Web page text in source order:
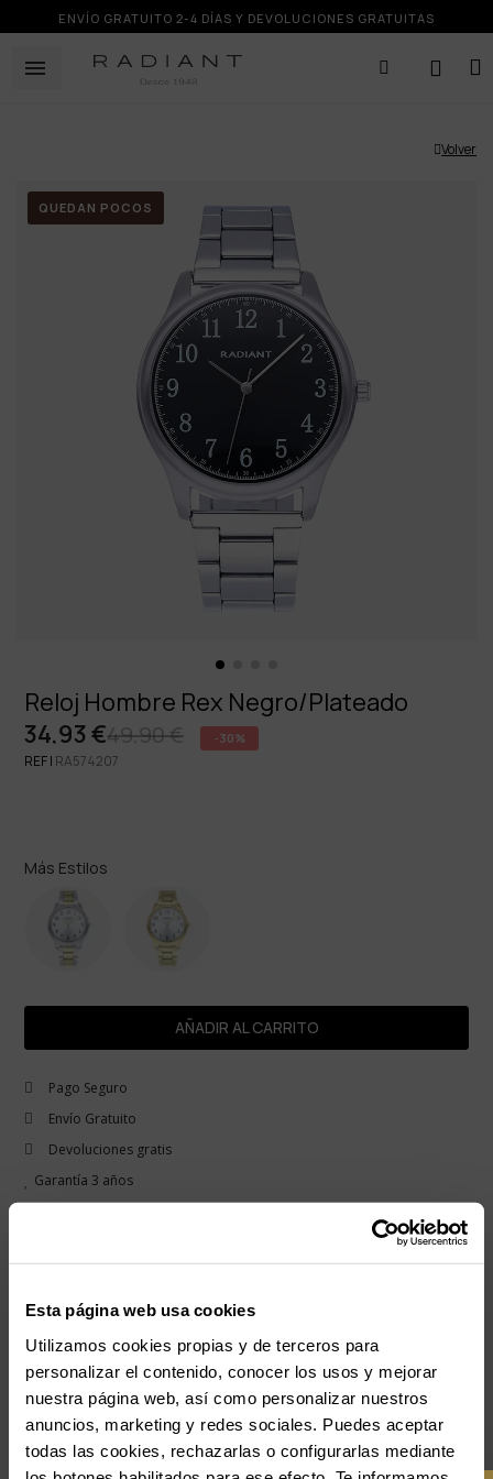
Esta página web usa cookies
Utilizamos cookies propias y de terceros para
personalizar el contenido, conocer los usos y mejorar
nuestra página web, así como personalizar nuestros
anuncios, marketing y redes sociales. Puedes aceptar
todas las cookies, rechazarlas o configurarlas mediante
ENVÍO GRATUITO 2-4 DÍAS Y DEVOLUCIONES GRATUITAS
Volver
QUEDAN POCOS
Reloj Hombre Rex Negro/Plateado
49,90 €
34,93 € -30%
REF | RA574207
Más Estilos
AÑADIR AL CARRITO
Pago Seguro
Envío Gratuito
Devoluciones gratis
Garantía 3 años
remove
nunca pasan de moda de moda. Radiant presenta la colección Rex. Tres
elegancia, convirtiéndolos en unos complementos perfecto para el fondo de
armario perfecto de cualquier hombre.
add
Detalles del producto -10% PARA TI